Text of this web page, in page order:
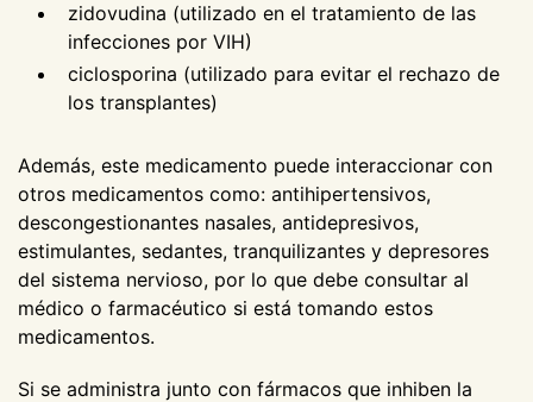
zidovudina (utilizado en el tratamiento de las
infecciones por VIH)
ciclosporina (utilizado para evitar el rechazo de
los transplantes)
Además, este medicamento puede interaccionar con
otros medicamentos como: antihipertensivos,
descongestionantes nasales, antidepresivos,
estimulantes, sedantes, tranquilizantes y depresores
del sistema nervioso, por lo que debe consultar al
médico o farmacéutico si está tomando estos
medicamentos.
Si se administra junto con fármacos que inhiben la